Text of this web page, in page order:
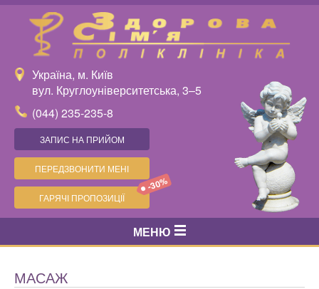
Україна, м. Київ
вул. Круглоуніверситетська, 3–5
(044) 235-235-8
ЗАПИС НА ПРИЙОМ
ПЕРЕДЗВОНИТИ МЕНІ
ГАРЯЧІ ПРОПОЗИЦІЇ
-30%
МЕНЮ
МАСАЖ